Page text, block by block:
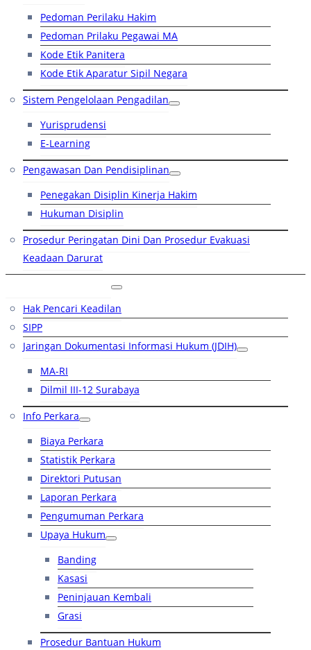
Pedoman Perilaku Hakim
Pedoman Prilaku Pegawai MA
Kode Etik Panitera
Kode Etik Aparatur Sipil Negara
Sistem Pengelolaan Pengadilan
Yurisprudensi
E-Learning
Pengawasan Dan Pendisiplinan
Penegakan Disiplin Kinerja Hakim
Hukuman Disiplin
Prosedur Peringatan Dini Dan Prosedur Evakuasi
Keadaan Darurat
Hak Pencari Keadilan
SIPP
Jaringan Dokumentasi Informasi Hukum (JDIH)
MA-RI
Dilmil III-12 Surabaya
Info Perkara
Biaya Perkara
Statistik Perkara
Direktori Putusan
Laporan Perkara
Pengumuman Perkara
Upaya Hukum
Banding
Kasasi
Peninjauan Kembali
Grasi
Prosedur Bantuan Hukum